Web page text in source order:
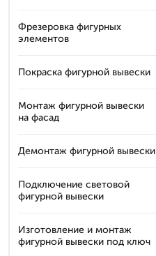
Фрезеровка фигурных
элементов
Покраска фигурной вывески
Монтаж фигурной вывески
на фасад
Демонтаж фигурной вывески
Подключение световой
фигурной вывески
Изготовление и монтаж
фигурной вывески под ключ